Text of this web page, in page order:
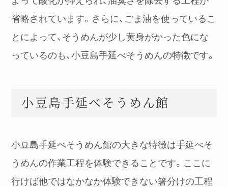
省略されています。さらに、ごま油を使っているこ
とによって、そうめんが少し黄身がかった色にな
っているのも、小豆島手延べそうめんの特徴です。
小豆島手延べそうめん館
小豆島手延べそうめん館の大きな特徴は手延べそ
うめんの作業工程を体験できることです。ここに
行けば他ではなかなか体験できない箸分けの工程